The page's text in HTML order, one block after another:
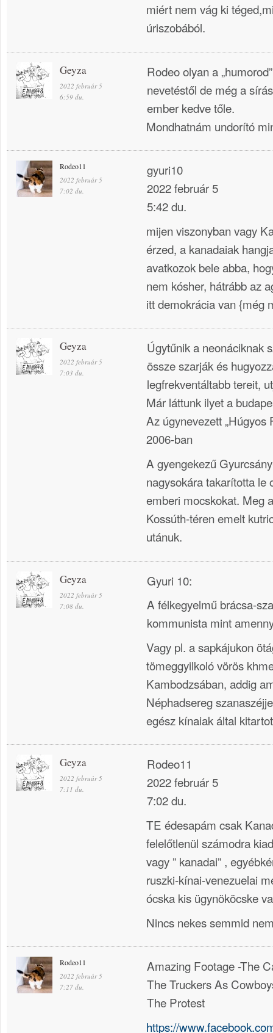
miért nem vág ki
úriszobából.
Geyza
2022 február 5
6:59 du.
Rodeo olyan a
nevetéstől de még a
ember kedve tőle.
Mondhatnám undorító
Rodeo11
2022 február 5
7:02 du.
gyuri10
2022 február 5
5:42 du.
mijen viszonyban vagy
érzed, a kanadaiak
avatkozok bele abba,
nem kósher, hátrább az
itt demokrácia van {még
Geyza
2022 február 5
7:03 du.
Úgytűnik a neonáciknak
össze szarják és
legfrekventáltabb tereit,
Már láttunk ilyet a
Az úgynevezett „Húgyos
2006-ban
A gyengekezű
nagysokára takarította le
emberi mocskokat. Meg
Kossúth-téren emelt
utánuk.
Geyza
2022 február 5
7:08 du.
Gyuri 10:
A félkegyelmű brácsa-
kommunista mint
Vagy pl. a sapkájukon
tömeggyilkoló vörös
Kambodzsában, addig
Néphadsereg
egész kínaiak által
Geyza
2022 február 5
7:11 du.
Rodeo11
2022 február 5
7:02 du.
TE édesapám csak
felelőtlenül számodra
vagy ” kanadai” ,
ruszki-kínai-venezuelai
ócska kis ügynököcske
Nincs nekes semmid
Rodeo11
2022 február 5
7:27 du.
Amazing Footage -The
The Truckers As
The Protest
https://